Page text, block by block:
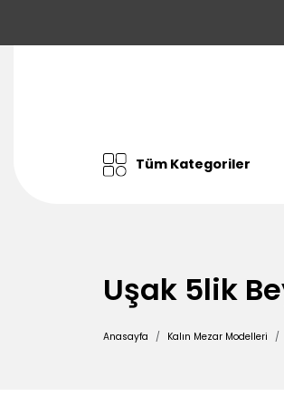
Tüm Kategoriler
Uşak 5lik
Anasayfa Kalın Mezar Modelleri